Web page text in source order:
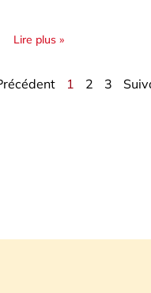
Lire plus »
1 2 3